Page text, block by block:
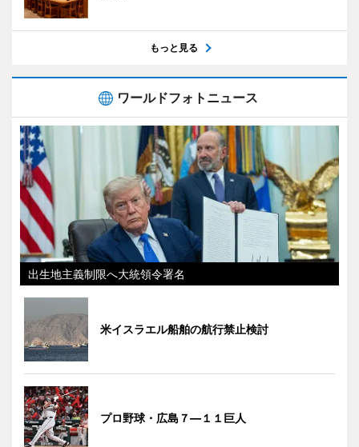
もっと見る
ワールドフォトニュース
出生地主義制限へ大統領令署名
米イスラエル船舶の航行禁止検討
プロ野球・広島７―１１巨人